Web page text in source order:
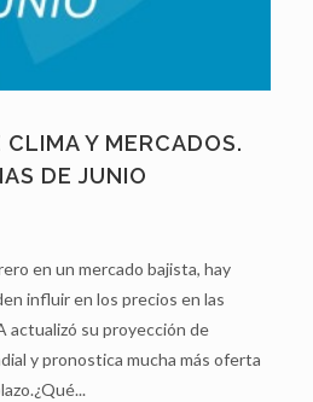
Y MERCADOS.
DE JUNIO
en un mercado bajista, hay
influir en los precios en las
actualizó su proyección de
y pronostica mucha más oferta